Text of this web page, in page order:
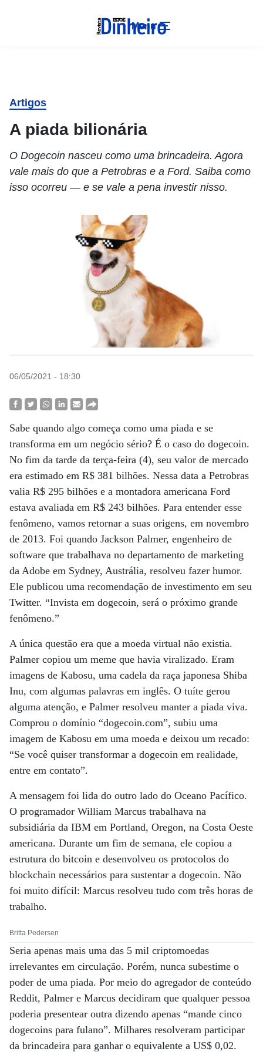
Menu
Artigos
A piada bilionária
O Dogecoin nasceu como uma brincadeira. Agora
vale mais do que a Petrobras e a Ford. Saiba como
isso ocorreu — e se vale a pena investir nisso.
06/05/2021 - 18:30
Sabe quando algo começa como uma piada e se
transforma em um negócio sério? É o caso do dogecoin.
No fim da tarde da terça-feira (4), seu valor de mercado
era estimado em R$ 381 bilhões. Nessa data a Petrobras
valia R$ 295 bilhões e a montadora americana Ford
estava avaliada em R$ 243 bilhões. Para entender esse
fenômeno, vamos retornar a suas origens, em novembro
de 2013. Foi quando Jackson Palmer, engenheiro de
software que trabalhava no departamento de marketing
da Adobe em Sydney, Austrália, resolveu fazer humor.
Ele publicou uma recomendação de investimento em seu
Twitter. “Invista em dogecoin, será o próximo grande
fenômeno.”
A única questão era que a moeda virtual não existia.
Palmer copiou um meme que havia viralizado. Eram
imagens de Kabosu, uma cadela da raça japonesa Shiba
Inu, com algumas palavras em inglês. O tuíte gerou
alguma atenção, e Palmer resolveu manter a piada viva.
Comprou o domínio “dogecoin.com”, subiu uma
imagem de Kabosu em uma moeda e deixou um recado:
“Se você quiser transformar a dogecoin em realidade,
entre em contato”.
A mensagem foi lida do outro lado do Oceano Pacífico.
O programador William Marcus trabalhava na
subsidiária da IBM em Portland, Oregon, na Costa Oeste
americana. Durante um fim de semana, ele copiou a
estrutura do bitcoin e desenvolveu os protocolos do
blockchain necessários para sustentar a dogecoin. Não
foi muito difícil: Marcus resolveu tudo com três horas de
trabalho.
Britta Pedersen
Seria apenas mais uma das 5 mil criptomoedas
irrelevantes em circulação. Porém, nunca subestime o
poder de uma piada. Por meio do agregador de conteúdo
Reddit, Palmer e Marcus decidiram que qualquer pessoa
poderia presentear outra dizendo apenas “mande cinco
dogecoins para fulano”. Milhares resolveram participar
da brincadeira para ganhar o equivalente a US$ 0,02.